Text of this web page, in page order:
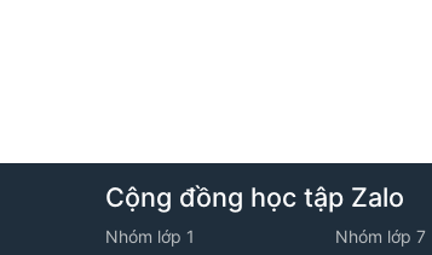
6. Tuần 5
Cộng đồng học tập Zalo
Nhóm lớp 1 Nhóm lớp 7